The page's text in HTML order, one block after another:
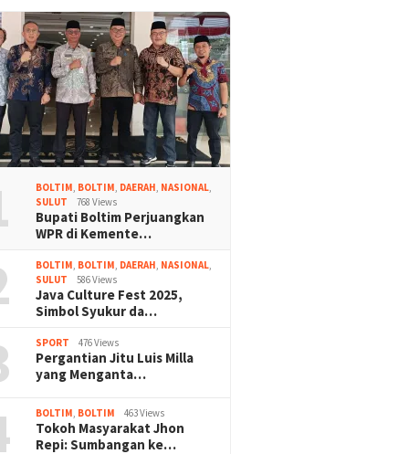
BOLTIM BOLTIM DAERAH NASIONAL
SULUT
768 Views
Bupati Boltim Perjuangkan
WPR di Kemente…
BOLTIM BOLTIM DAERAH NASIONAL
SULUT
586 Views
Java Culture Fest 2025,
Simbol Syukur da…
SPORT 476 Views
Pergantian Jitu Luis Milla
yang Menganta…
BOLTIM BOLTIM 463 Views
Tokoh Masyarakat Jhon
Repi: Sumbangan ke…